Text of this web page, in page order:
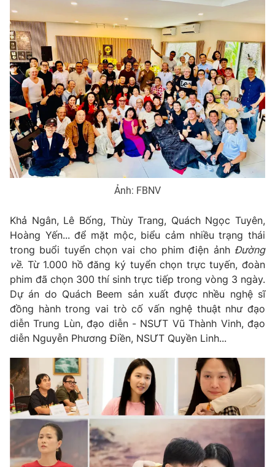
Ảnh: FBNV
Khả Ngân, Lê Bống, Thùy Trang, Quách Ngọc Tuyên,
Hoàng Yến... để mặt mộc, biểu cảm nhiều trạng thái
trong buổi tuyển chọn vai cho phim điện ảnh Đường
về. Từ 1.000 hồ đăng ký tuyển chọn trực tuyến, đoàn
phim đã chọn 300 thí sinh trực tiếp trong vòng 3 ngày.
Dự án do Quách Beem sản xuất được nhều nghệ sĩ
đồng hành trong vai trò cố vấn nghệ thuật như đạo
diễn Trung Lùn, đạo diễn - NSƯT Vũ Thành Vinh, đạo
diễn Nguyễn Phương Điền, NSƯT Quyền Linh...